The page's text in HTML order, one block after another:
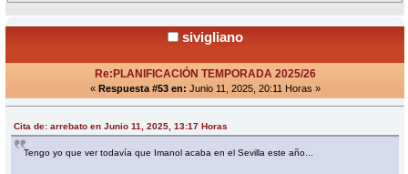
sivigliano
Re:PLANIFICACIÓN TEMPORADA 2025/26
« Respuesta #53 en: Junio 11, 2025, 20:11 Horas »
Cita de: arrebato en Junio 11, 2025, 13:17 Horas
Tengo yo que ver todavía que Imanol acaba en el Sevilla este año...